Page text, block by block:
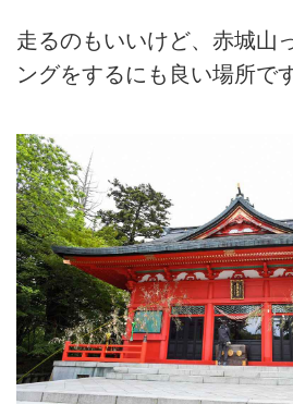
走るのもいいけど、赤城山
ングをするにも良い場所で